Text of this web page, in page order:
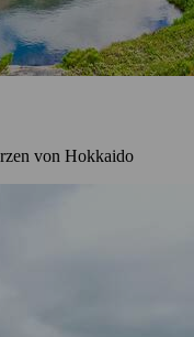
von Hokkaido